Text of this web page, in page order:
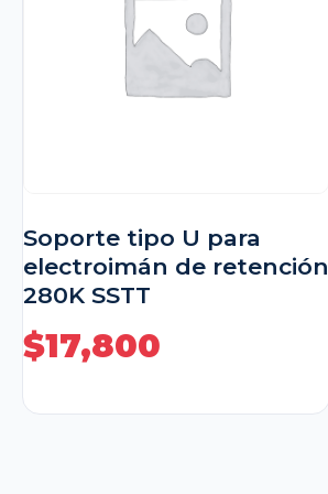
Soporte tipo U para
electroimán de retención
280K SSTT
$17,800